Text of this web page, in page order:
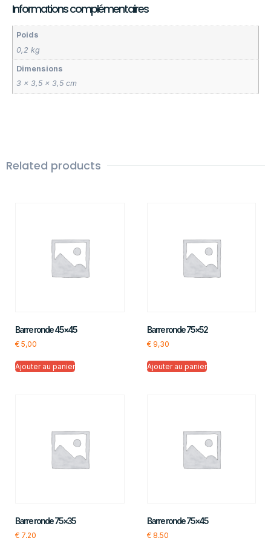
Informations complémentaires
Poids
0,2 kg
Dimensions
3 × 3,5 × 3,5 cm
Related products
Barre ronde 45×45
€ 5,00
Ajouter au panier
Barre ronde 75×52
€9,30
Ajouter au panier
Barre ronde 75×35
€ 7,20
Barre ronde 75×45
€8,50